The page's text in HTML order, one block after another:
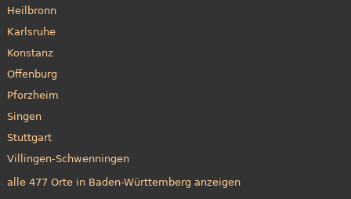
Heilbronn
Karlsruhe
Konstanz
Offenburg
Pforzheim
Singen
Stuttgart
Villingen-Schwenningen
alle 477 Orte in Baden-Württemberg anzeigen